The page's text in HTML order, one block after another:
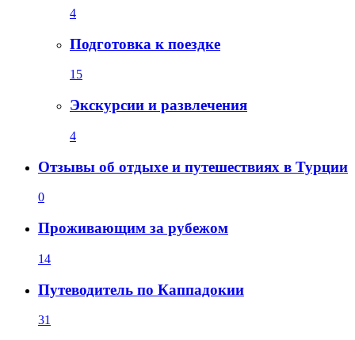
4
Подготовка к поездке
15
Экскурсии и развлечения
4
Отзывы об отдыхе и путешествиях в Турции
0
Проживающим за рубежом
14
Путеводитель по Каппадокии
31